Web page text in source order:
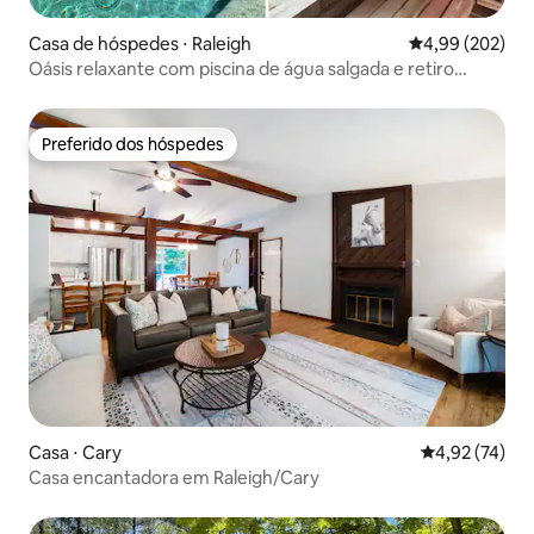
Casa de hóspedes ⋅ Raleigh 4,99 de uma
4,99 (202)
Oásis relaxante com piscina de água salgada e retiro
Preferido dos hóspedes
Preferido dos hóspedes
Casa ⋅ Cary 4,92 de uma
4,92 (74)
Casa encantadora em Raleigh/Cary